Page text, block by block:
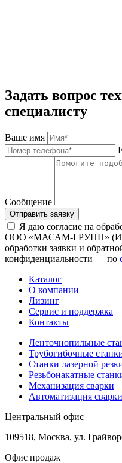
Задать вопрос
специалисту
Ваше имя
Сообщение
Отправить заявку
Я даю согласие на
ООО «МАСАМ-ГРУПП»
обработки заявки и
конфиденциальности — по
Каталог
О компании
Лизинг
Сервис и поддержка
Контакты
Ленточнопильные
Трубогибочные
Станки лазерной
Резьбонакатные
Механизация сварки
Автоматизация сварки
Центральный офис
109518, Москва, ул.
Офис продаж